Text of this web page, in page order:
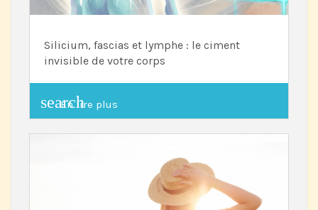
Silicium, fascias et lymphe : le ciment
invisible de votre corps
search
En lire plus